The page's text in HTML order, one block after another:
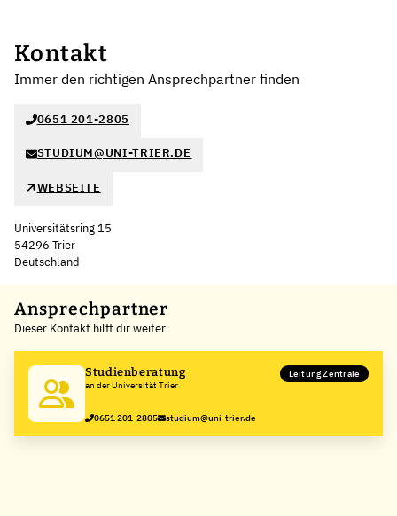
Kontakt
Immer den richtigen Ansprechpartner finden
0651 201-2805
STUDIUM@UNI-TRIER.DE
WEBSEITE
Universitätsring 15
54296 Trier
Deutschland
+
−
Ansprechpartner
Dieser Kontakt hilft dir weiter
Studienberatung
an der Universität Trier
Leitung Zentrale
0651 201-2805 studium@uni-trier.de